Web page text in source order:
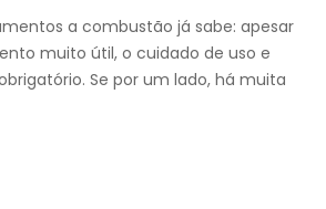
a combustão já sabe: apesar
muito útil, o cuidado de uso e
Se por um lado, há muita